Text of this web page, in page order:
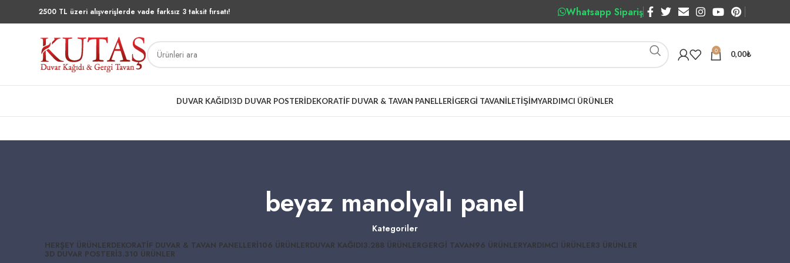
2500 TL üzeri alışverişlerde vade farksız 3 taksit fırsatı! Whatsapp Sipariş
0 0,00₺
DUVAR KAĞIDI3D DUVAR POSTERIDEKORATIF DUVAR & TAVAN PANELLERIGERGI TAVANİLETIŞIMYARDIMCI ÜRÜNLER
beyaz manolyalı panel
Kategoriler
HERŞEY ÜRÜNLERDEKORATIF DUVAR & TAVAN PANELLERI106 ÜRÜNLERDUVAR KAĞIDI3.288 ÜRÜNLERGERGI TAVAN96 ÜRÜNLERYARDIMCI ÜRÜNLER3 ÜRÜNLER
3D DUVAR POSTERI3.310 ÜRÜNLER